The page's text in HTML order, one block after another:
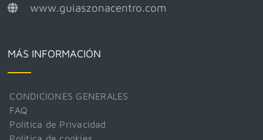
www.guiaszonacentro.com
MÁS INFORMACIÓN
CONDICIONES GENERALES
FAQ
Política de Privacidad